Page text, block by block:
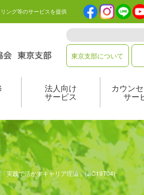
ング等のサービスを提供
東京支部について
法人向け
サービス
カウン
サー
実践で活かすキャリア理論」(JIC19T04)